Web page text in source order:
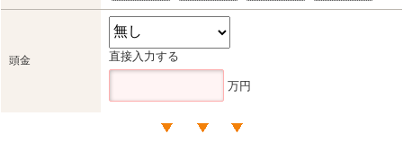
頭金 直接入力する
万円